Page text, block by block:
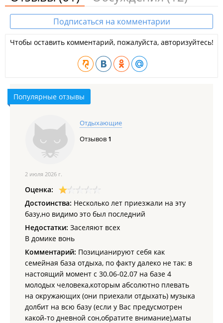
Подписаться на комментарии
Чтобы оставить комментарий, пожалуйста, авторизуйтесь!
Популярные отзывы
Отдыхающие
Отзывов 1
2 июля 2026 г.
Оценка:
Достоинства: Несколько лет приезжали на эту
базу,но видимо это был последний
Недостатки: Заселяют всех
В домике вонь
Комментарий: Позицианируют себя как
семейная база отдыха, по факту далеко не так: в
настоящий момент с 30.06-02.07 на базе 4
молодых человека,которым абсолютно плевать
на окружающих (они приехали отдыхать) музыка
долбит на всю базу (если у Вас предусмотрен
какой-то дневной сон,обратите внимание),маты